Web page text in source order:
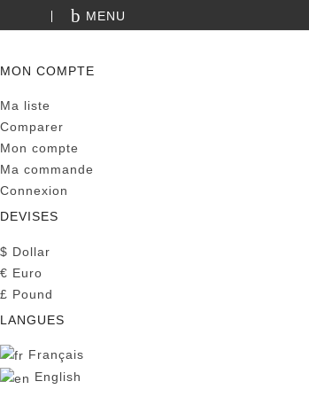
MENU
MON COMPTE
Ma liste
Comparer
Mon compte
Ma commande
Connexion
DEVISES
$ Dollar
€ Euro
£ Pound
LANGUES
Français
English